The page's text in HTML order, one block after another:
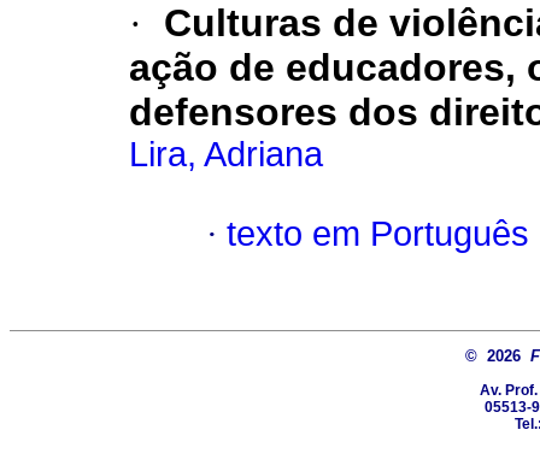
·
Culturas de
ação de educadores,
defensores dos
Lira, Adriana
· texto em Português
© 2026
Av.
05513-